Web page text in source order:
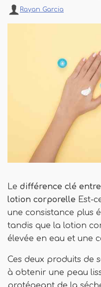
Rayan Garcia
Le différence clé
lotion corporelle Est-
une consistance plus
tandis que la lotion
élevée en eau et une
Ces deux produits de
à obtenir une peau